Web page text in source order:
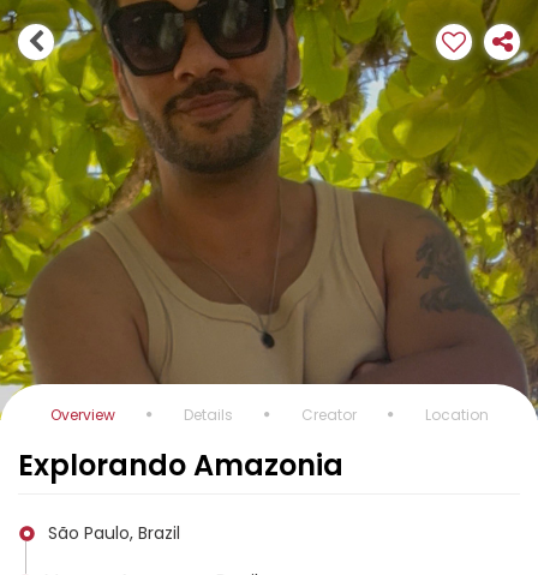
Overview Details Creator Location
Explorando Amazonia
São Paulo, Brazil